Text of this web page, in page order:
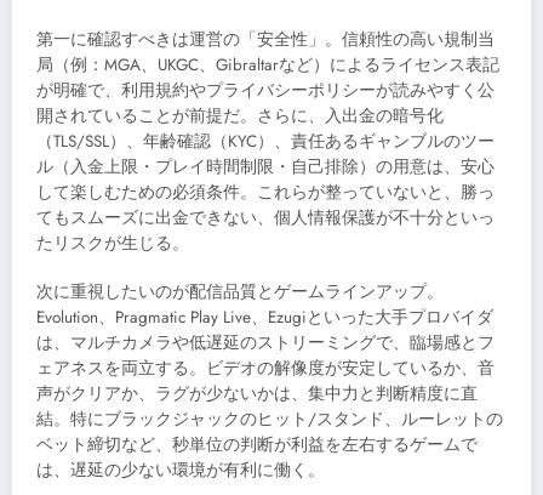
第一に確認すべきは運営の「安全性」。信頼性の高い規制当
局（例：MGA、UKGC、Gibraltarなど）によるライセンス表記
が明確で、利用規約やプライバシーポリシーが読みやすく公
開されていることが前提だ。さらに、入出金の暗号化
（TLS/SSL）、年齢確認（KYC）、責任あるギャンブルのツー
ル（入金上限・プレイ時間制限・自己排除）の用意は、安心
して楽しむための必須条件。これらが整っていないと、勝っ
てもスムーズに出金できない、個人情報保護が不十分といっ
たリスクが生じる。
次に重視したいのが配信品質とゲームラインアップ。
Evolution、Pragmatic Play Live、Ezugiといった大手プロバイダ
は、マルチカメラや低遅延のストリーミングで、臨場感とフ
ェアネスを両立する。ビデオの解像度が安定しているか、音
声がクリアか、ラグが少ないかは、集中力と判断精度に直
結。特にブラックジャックのヒット/スタンド、ルーレットの
ベット締切など、秒単位の判断が利益を左右するゲームで
は、遅延の少ない環境が有利に働く。